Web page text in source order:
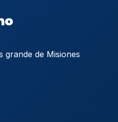
grande de Misiones